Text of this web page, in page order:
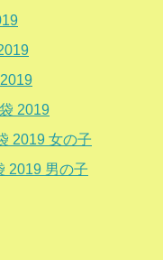
2019
2019 女の子
2019 男の子